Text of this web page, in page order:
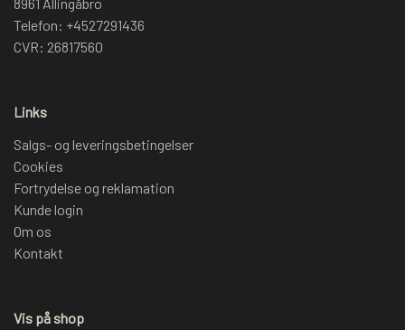
8961 Allingåbro
Telefon: +4527291436
CVR: 26817560
Links
Salgs- og leveringsbetingelser
Cookies
Fortrydelse og reklamation
Kunde login
Om os
Kontakt
Vis på shop